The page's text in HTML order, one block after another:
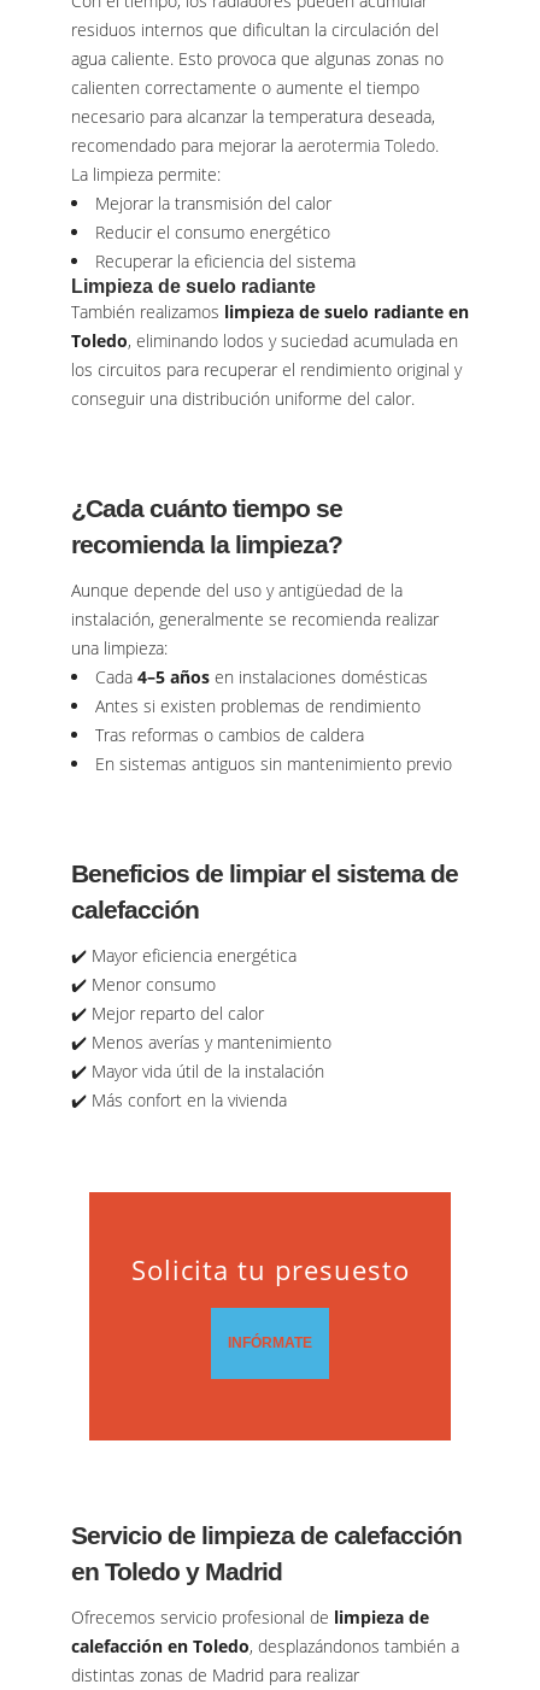
residuos internos que dificultan la circulación del
agua caliente. Esto provoca que algunas zonas no
calienten correctamente o aumente el tiempo
necesario para alcanzar la temperatura deseada,
recomendado para mejorar la aerotermia Toledo.
La limpieza permite:
Mejorar la transmisión del calor
Reducir el consumo energético
Recuperar la eficiencia del sistema
Limpieza de suelo radiante
También realizamos limpieza de suelo radiante en
Toledo, eliminando lodos y suciedad acumulada en
los circuitos para recuperar el rendimiento original y
conseguir una distribución uniforme del calor.
¿Cada cuánto tiempo se
recomienda la limpieza?
Aunque depende del uso y antigüedad de la
instalación, generalmente se recomienda realizar
una limpieza:
Cada 4–5 años en instalaciones domésticas
Antes si existen problemas de rendimiento
Tras reformas o cambios de caldera
En sistemas antiguos sin mantenimiento previo
Beneficios de limpiar el sistema de
calefacción
✔️ Mayor eficiencia energética
✔️ Menor consumo
✔️ Mejor reparto del calor
✔️ Menos averías y mantenimiento
✔️ Mayor vida útil de la instalación
✔️ Más confort en la vivienda
Solicita tu presuesto
INFÓRMATE
Servicio de limpieza de calefacción
en Toledo y Madrid
Ofrecemos servicio profesional de limpieza de
calefacción en Toledo, desplazándonos también a
distintas zonas de Madrid para realizar